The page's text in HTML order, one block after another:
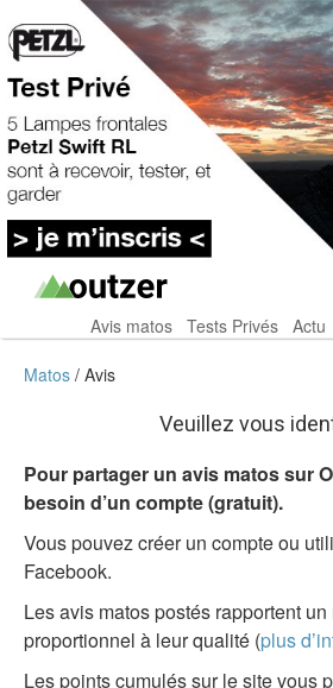
Avis matos Tests Privés Actu
Matos Avis
Veuillez vous
Pour partager un avis matos sur
besoin d’un compte (gratuit).
Vous pouvez créer un compte ou
Facebook.
Les avis matos postés rapportent
proportionnel à leur qualité (plus
Les points cumulés sur le site vous